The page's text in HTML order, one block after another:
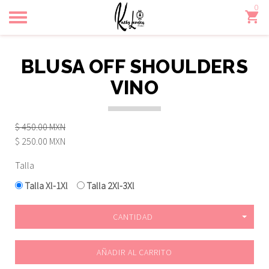
Toggle
navigation
0
BLUSA OFF SHOULDERS
VINO
$ 450.00 MXN
$ 250.00 MXN
Talla
Talla Xl-1Xl
Talla 2Xl-3Xl
CANTIDAD
AÑADIR AL CARRITO